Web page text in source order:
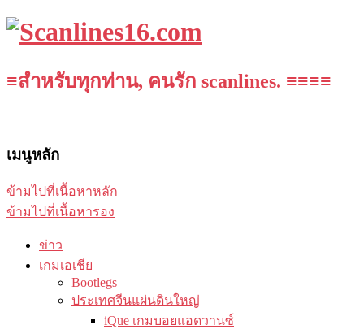
≡สำหรับทุกท่าน, คนรัก scanlines. ≡≡≡≡
เมนูหลัก
ข้ามไปที่เนื้อหาหลัก
ข้ามไปที่เนื้อหารอง
ข่าว
เกมเอเชีย
Bootlegs
ประเทศจีนแผ่นดินใหญ่
iQue เกมบอยแอดวานซ์